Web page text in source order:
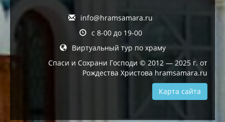
info@hramsamara.ru
с 8-00 до 19-00
Виртуальный тур по храму
Спаси и Сохрани Господи © 2012 — 2025 г. от
Рождества Христова hramsamara.ru
Карта сайта